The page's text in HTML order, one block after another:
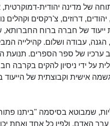
של מדינה יהודית-
דרוזים, צ'רקסים וקהלים
של חברה ברוח החברותא,
הגנה, עבודה ושלום. קהילייה
של ספר הספרים. תנועת
על ידי ניסיון להקים בקרבה
אישית וקבוצתית של הייעוד
שמבוטא בסיסמה "ביתנו
ערך האדם, ולפיו כל אחד ואחת